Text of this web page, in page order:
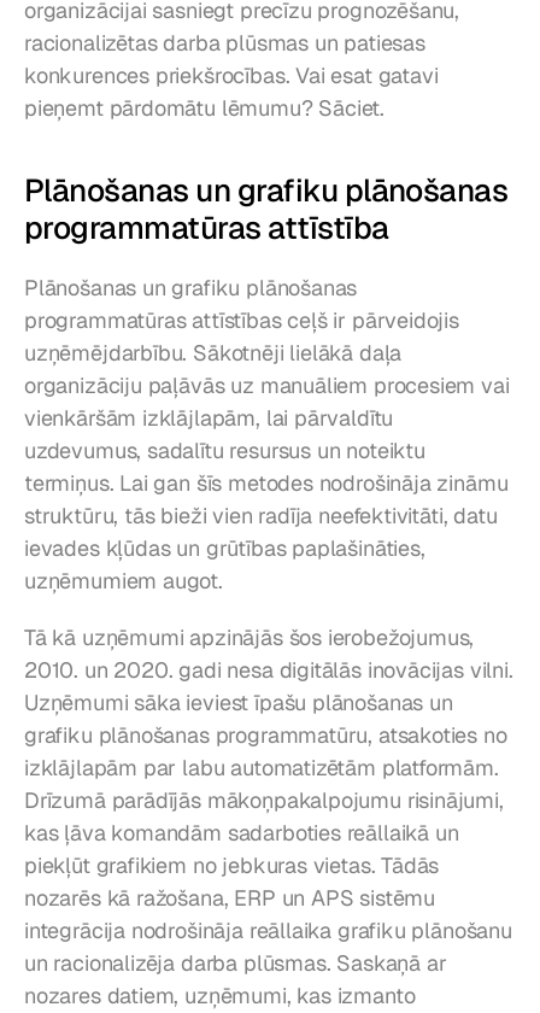
organizācijai sasniegt precīzu prognozēšanu,
racionalizētas darba plūsmas un patiesas
konkurences priekšrocības. Vai esat gatavi
pieņemt pārdomātu lēmumu? Sāciet.
Plānošanas un grafiku plānošanas
programmatūras attīstība
Plānošanas un grafiku plānošanas
programmatūras attīstības ceļš ir pārveidojis
uzņēmējdarbību. Sākotnēji lielākā daļa
organizāciju paļāvās uz manuāliem procesiem vai
vienkāršām izklājlapām, lai pārvaldītu
uzdevumus, sadalītu resursus un noteiktu
termiņus. Lai gan šīs metodes nodrošināja zināmu
struktūru, tās bieži vien radīja neefektivitāti, datu
ievades kļūdas un grūtības paplašināties,
uzņēmumiem augot.
Tā kā uzņēmumi apzinājās šos ierobežojumus,
2010. un 2020. gadi nesa digitālās inovācijas vilni.
Uzņēmumi sāka ieviest īpašu plānošanas un
grafiku plānošanas programmatūru, atsakoties no
izklājlapām par labu automatizētām platformām.
Drīzumā parādījās mākoņpakalpojumu risinājumi,
kas ļāva komandām sadarboties reāllaikā un
piekļūt grafikiem no jebkuras vietas. Tādās
nozarēs kā ražošana, ERP un APS sistēmu
integrācija nodrošināja reāllaika grafiku plānošanu
un racionalizēja darba plūsmas. Saskaņā ar
nozares datiem, uzņēmumi, kas izmanto